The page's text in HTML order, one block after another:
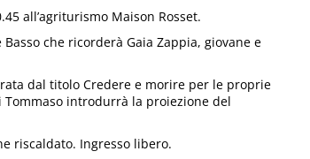
all’agriturismo Maison Rosset.
che ricorderà Gaia Zappia, giovane e
dal titolo Credere e morire per le proprie
Tommaso introdurrà la proiezione del
riscaldato. Ingresso libero.